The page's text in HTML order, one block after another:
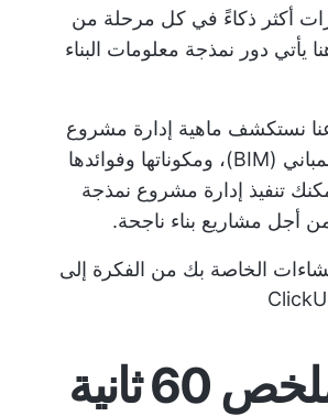
أكثر ذكاءً في كل مرحلة من
يأتي دور نمذجة معلومات البناء
نستكشف ماهية إدارة مشروع
نمذجة معلومات المباني (BIM)، ومكوناتها وفوائدها
تنفيذ إدارة مشروع نمذجة
أجل مشاريع بناء ناجحة.
الخاصة بك من الفكرة إلى
ثانية